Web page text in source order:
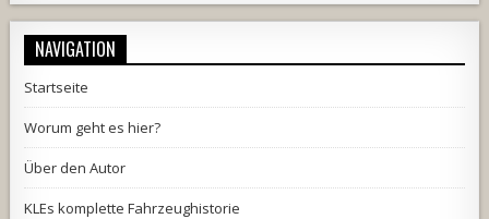
NAVIGATION
Startseite
Worum geht es hier?
Über den Autor
KLEs komplette Fahrzeughistorie